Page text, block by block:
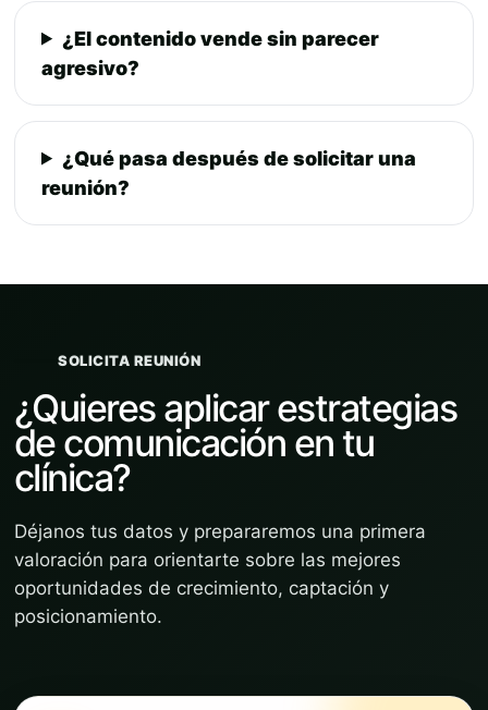
¿El contenido vende sin parecer
agresivo?
¿Qué pasa después de solicitar una
reunión?
SOLICITA REUNIÓN
¿Quieres aplicar estrategias
de comunicación en tu
clínica?
Déjanos tus datos y prepararemos una primera
valoración para orientarte sobre las mejores
oportunidades de crecimiento, captación y
posicionamiento.